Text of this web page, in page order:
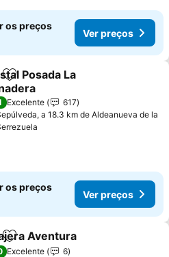
os preços
Ver preços
Adicionar aos favoritos
Posada La
Excelente
617
a 18.3 km de Aldeanueva de la
os preços
Ver preços
Adicionar aos favoritos
Aventura
Excelente
6